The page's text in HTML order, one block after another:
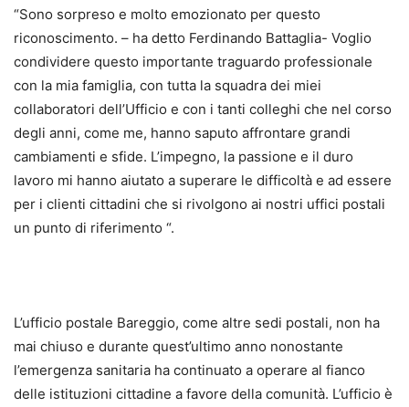
“Sono sorpreso e molto emozionato per questo
riconoscimento. – ha detto Ferdinando Battaglia- Voglio
condividere questo importante traguardo professionale
con la mia famiglia, con tutta la squadra dei miei
collaboratori dell’Ufficio e con i tanti colleghi che nel corso
degli anni, come me, hanno saputo affrontare grandi
cambiamenti e sfide. L’impegno, la passione e il duro
lavoro mi hanno aiutato a superare le difficoltà e ad essere
per i clienti cittadini che si rivolgono ai nostri uffici postali
un punto di riferimento “.
L’ufficio postale Bareggio, come altre sedi postali, non ha
mai chiuso e durante quest’ultimo anno nonostante
l’emergenza sanitaria ha continuato a operare al fianco
delle istituzioni cittadine a favore della comunità. L’ufficio è